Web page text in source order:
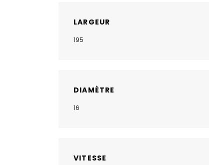
LARGEUR
195
DIAMÈTRE
16
VITESSE